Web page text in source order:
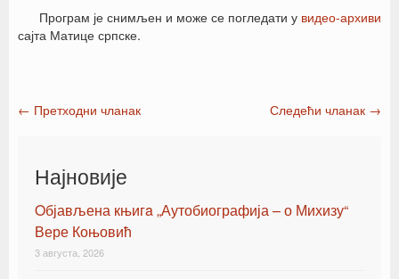
Програм је снимљен и може се погледати у видео-архиви
сајта Матице српске.
Post navigation
Следећи чланак →
← Претходни чланак
Најновије
Oбјављена књигa „Аутобиографија – о Михизу“
Вере Коњовић
3 августа, 2026